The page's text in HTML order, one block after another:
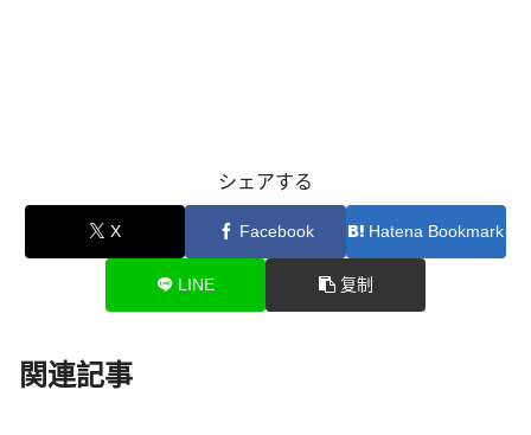
シェアする
X Facebook Hatena Bookmark
LINE 复制
関連記事